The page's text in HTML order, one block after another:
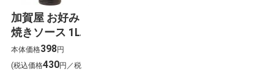
加賀屋 お好み
焼きソース 1L
本体価格398円
(税込価格430円／税